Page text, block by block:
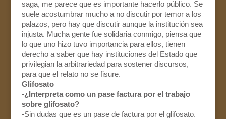
saga, me parece que es importante hacerlo público. Se
suele acostumbrar mucho a no discutir por temor a los
palazos, pero hay que discutir aunque la institución sea
injusta. Mucha gente fue solidaria conmigo, piensa que
lo que uno hizo tuvo importancia para ellos, tienen
derecho a saber que hay instituciones del Estado que
privilegian la arbitrariedad para sostener discursos,
para que el relato no se fisure.
Glifosato
-¿Interpreta como un pase factura por el trabajo
sobre glifosato?
-Sin dudas que es un pase de factura por el glifosato.